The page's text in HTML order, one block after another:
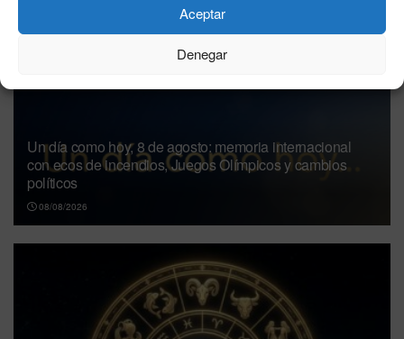
Aceptar
Denegar
Un día como hoy, 8 de agosto: memoria internacional
con ecos de incendios, Juegos Olímpicos y cambios
políticos
08/08/2026